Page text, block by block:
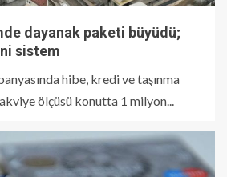
dayanak paketi büyüdü;
sistem
hibe, kredi ve taşınma
ölçüsü konutta 1 milyon...